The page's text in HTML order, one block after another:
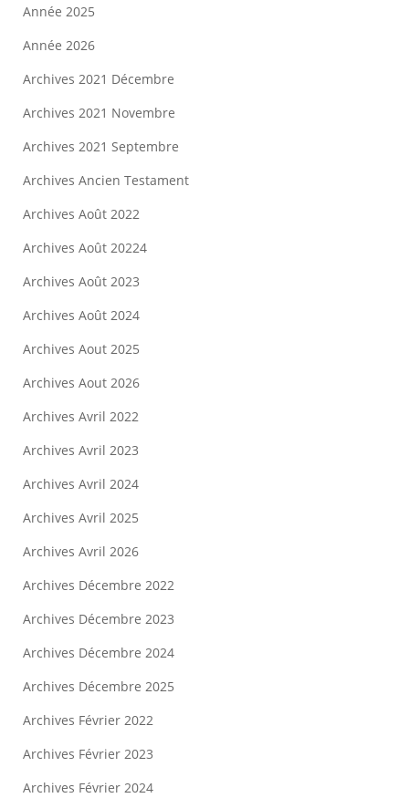
Année 2025
Année 2026
Archives 2021 Décembre
Archives 2021 Novembre
Archives 2021 Septembre
Archives Ancien Testament
Archives Août 2022
Archives Août 20224
Archives Août 2023
Archives Août 2024
Archives Aout 2025
Archives Aout 2026
Archives Avril 2022
Archives Avril 2023
Archives Avril 2024
Archives Avril 2025
Archives Avril 2026
Archives Décembre 2022
Archives Décembre 2023
Archives Décembre 2024
Archives Décembre 2025
Archives Février 2022
Archives Février 2023
Archives Février 2024